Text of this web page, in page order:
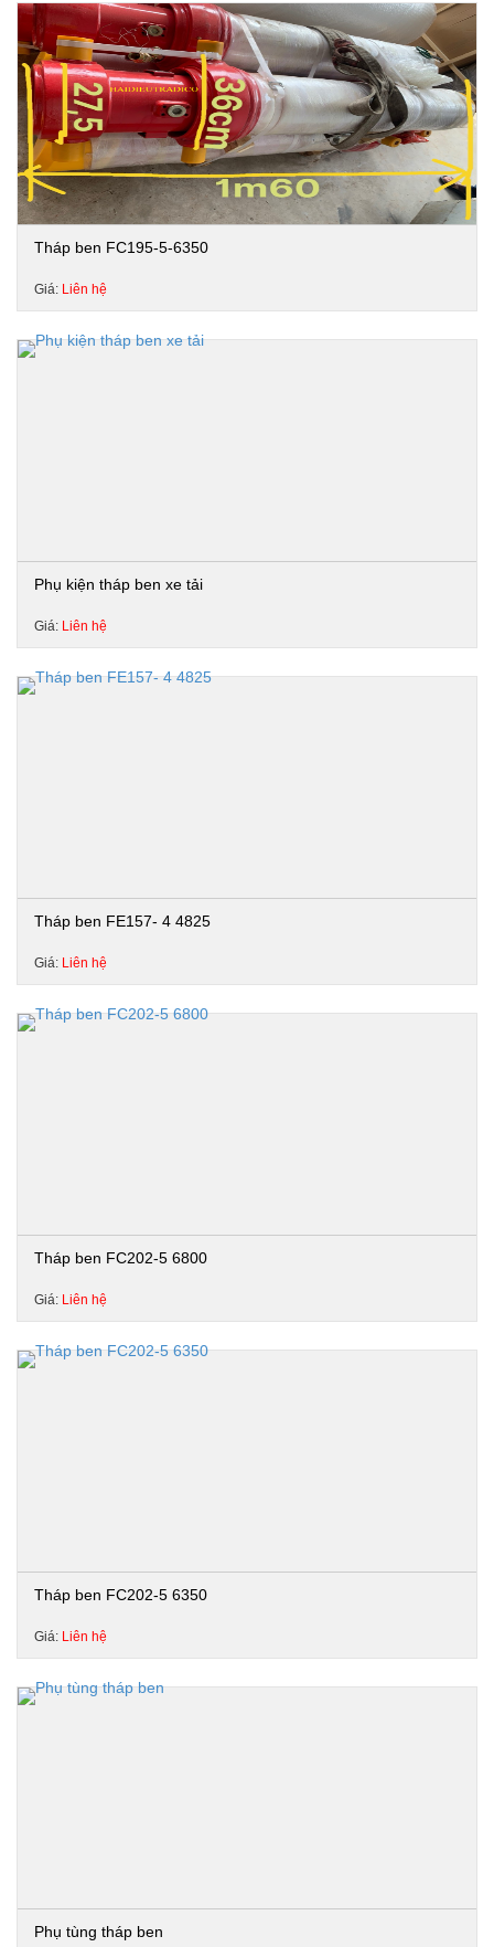
Tháp ben FC195-5-6350
Giá: Liên hệ
Phụ kiện tháp ben xe tải
Giá: Liên hệ
Tháp ben FE157- 4 4825
Giá: Liên hệ
Tháp ben FC202-5 6800
Giá: Liên hệ
Tháp ben FC202-5 6350
Giá: Liên hệ
Phụ tùng tháp ben